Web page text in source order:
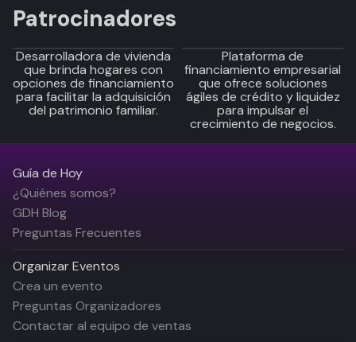
Patrocinadores
Desarrolladora de vivienda
que brinda hogares con
opciones de financiamiento
para facilitar la adquisición
del patrimonio familiar.
Plataforma de
financiamiento empresarial
que ofrece soluciones
ágiles de crédito y liquidez
para impulsar el
crecimiento de negocios.
Guía de Hoy
¿Quiénes somos?
GDH Blog
Preguntas Frecuentes
Organizar Eventos
Crea un evento
Preguntas Organizadores
Contactar al equipo de ventas